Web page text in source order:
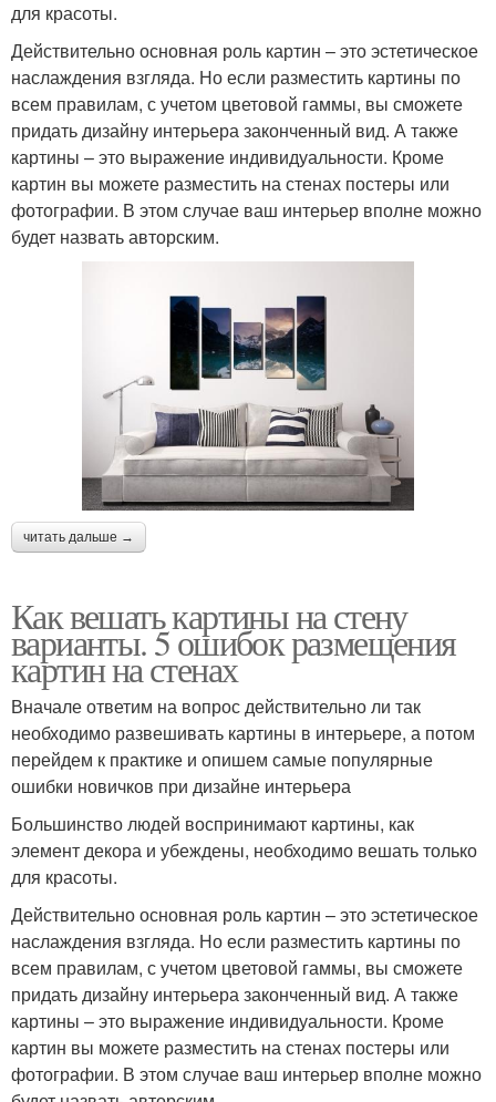
для красоты.
Действительно основная роль картин – это эстетическое
наслаждения взгляда. Но если разместить картины по
всем правилам, с учетом цветовой гаммы, вы сможете
придать дизайну интерьера законченный вид. А также
картины – это выражение индивидуальности. Кроме
картин вы можете разместить на стенах постеры или
фотографии. В этом случае ваш интерьер вполне можно
будет назвать авторским.
читать дальше →
Как вешать картины на стену
варианты. 5 ошибок размещения
картин на стенах
Вначале ответим на вопрос действительно ли так
необходимо развешивать картины в интерьере, а потом
перейдем к практике и опишем самые популярные
ошибки новичков при дизайне интерьера
Большинство людей воспринимают картины, как
элемент декора и убеждены, необходимо вешать только
для красоты.
Действительно основная роль картин – это эстетическое
наслаждения взгляда. Но если разместить картины по
всем правилам, с учетом цветовой гаммы, вы сможете
придать дизайну интерьера законченный вид. А также
картины – это выражение индивидуальности. Кроме
картин вы можете разместить на стенах постеры или
фотографии. В этом случае ваш интерьер вполне можно